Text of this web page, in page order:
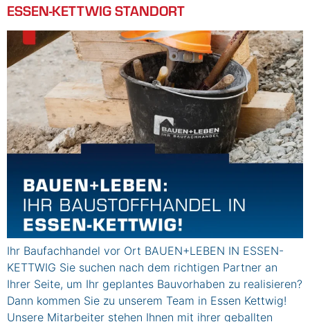
ESSEN-KETTWIG STANDORT
Ihr Baufachhandel vor Ort BAUEN+LEBEN IN ESSEN-
KETTWIG Sie suchen nach dem richtigen Partner an
Ihrer Seite, um Ihr geplantes Bauvorhaben zu realisieren?
Dann kommen Sie zu unserem Team in Essen Kettwig!
Unsere Mitarbeiter stehen Ihnen mit ihrer geballten